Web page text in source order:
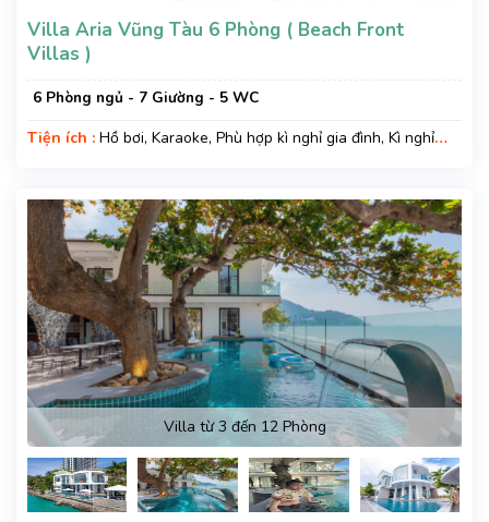
Villa Aria Vũng Tàu 6 Phòng ( Beach Front
Villas )
6 Phòng ngủ - 7 Giường - 5 WC
Tiện ích : Hồ bơi, Karaoke, Phù hợp kì nghỉ gia đình, Kì nghỉ
Villa từ 3 đến 12 Phòng